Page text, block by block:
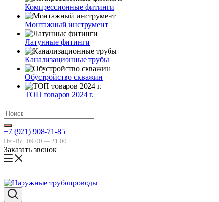
Компрессионные фитинги
Монтажный инструмент
Латунные фитинги
Канализационные трубы
Обустройство скважин
ТОП товаров 2024 г.
+7 (921) 908-71-85
Пн.-Вс. 09.00 — 21.00
Заказать звонок